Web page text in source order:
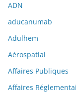
ADN
aducanumab
Adulhem
Aérospatial
Affaires Publiques
Affaires